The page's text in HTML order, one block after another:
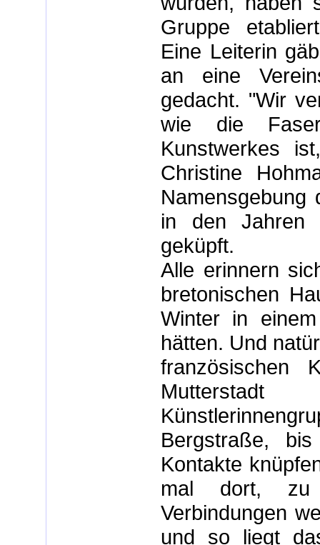
Gruppe
Eine Leiterin
an eine
gedacht. "Wir
wie die
Kunstwerkes
Christine
Namensgebung
in den Jahren
geküpft.
Alle erinnern
bretonischen
Winter in
hätten. Und
französischen
Bergstraße,
Kontakte
mal dort, zu
Verbindungen
und so liegt